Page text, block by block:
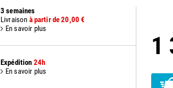
3 semaines
Livraison à partir de 20,00 €
En savoir plus
Expédition 24h
En savoir plus
1